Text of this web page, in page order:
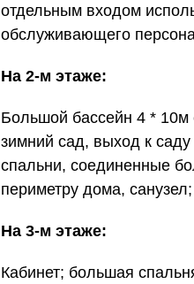
отдельным входом
обслуживающего
На 2-м этаже:
Большой бассейн 4 * 10м
зимний сад, выход к
спальни, соединенные
периметру дома, санузел;
На 3-м этаже:
Кабинет; большая